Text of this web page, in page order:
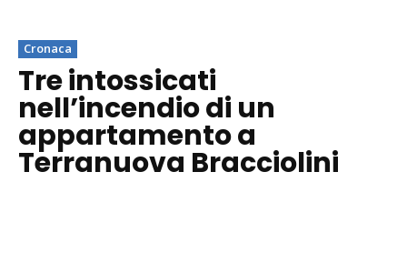
Cronaca
Tre intossicati
nell’incendio di un
appartamento a
Terranuova Bracciolini